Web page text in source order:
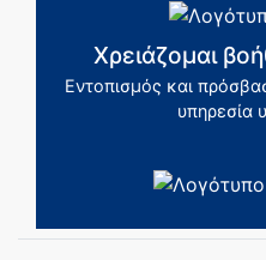
Χρειάζομαι
Εντοπισμός και
υπηρεσία